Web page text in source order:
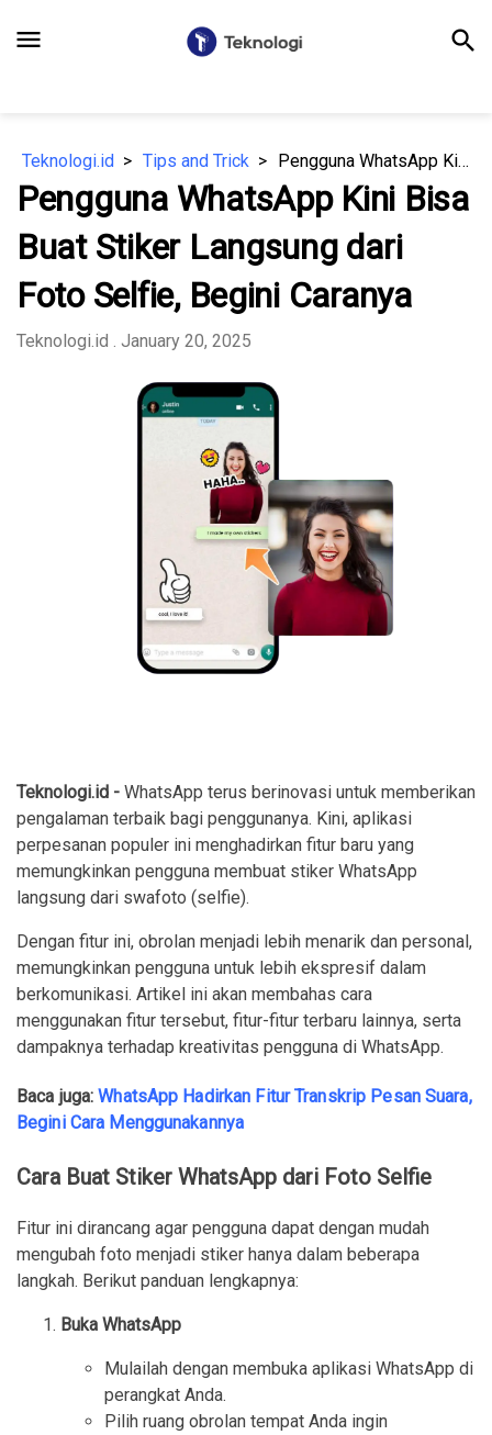
menu search
Teknologi.id Tips and Trick Pengguna WhatsApp Kini Bisa Buat Stiker Langsung dari Foto Selfie, Begini Caranya
Pengguna WhatsApp Kini Bisa
Buat Stiker Langsung dari
Foto Selfie, Begini Caranya
Teknologi.id . January 20, 2025
Teknologi.id - WhatsApp terus berinovasi untuk memberikan
pengalaman terbaik bagi penggunanya. Kini, aplikasi
perpesanan populer ini menghadirkan fitur baru yang
memungkinkan pengguna membuat stiker WhatsApp
langsung dari swafoto (selfie).
Dengan fitur ini, obrolan menjadi lebih menarik dan personal,
memungkinkan pengguna untuk lebih ekspresif dalam
berkomunikasi. Artikel ini akan membahas cara
menggunakan fitur tersebut, fitur-fitur terbaru lainnya, serta
dampaknya terhadap kreativitas pengguna di WhatsApp.
Baca juga:WhatsApp Hadirkan Fitur Transkrip Pesan Suara,
Begini Cara Menggunakannya
Cara Buat Stiker WhatsApp dari Foto Selfie
Fitur ini dirancang agar pengguna dapat dengan mudah
mengubah foto menjadi stiker hanya dalam beberapa
langkah. Berikut panduan lengkapnya:
Buka WhatsApp
Mulailah dengan membuka aplikasi WhatsApp di
perangkat Anda.
Pilih ruang obrolan tempat Anda ingin